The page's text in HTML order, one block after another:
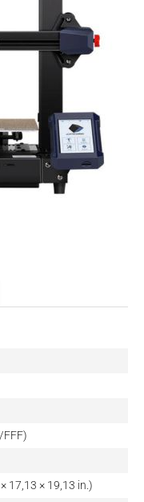
FFF)
17,13 × 19,13 in.)